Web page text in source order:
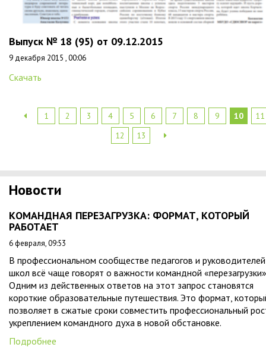
Выпуск № 18 (95) от 09.12.2015
9 декабря 2015 , 00:06
Скачать
1 2 3 4 5 6 7 8 9 10
11
12
13
Новости
КОМАНДНАЯ ПЕРЕЗАГРУЗКА: ФОРМАТ, КОТОРЫЙ
РАБОТАЕТ
6 февраля, 09:53
В профессиональном сообществе педагогов и руководителей
школ всё чаще говорят о важности командной
Одним из действенных ответов на этот запрос становятся
короткие образовательные путешествия. Это формат,
позволяет в сжатые сроки совместить профессиональный
укреплением командного духа в новой обстановке.
Подробнее